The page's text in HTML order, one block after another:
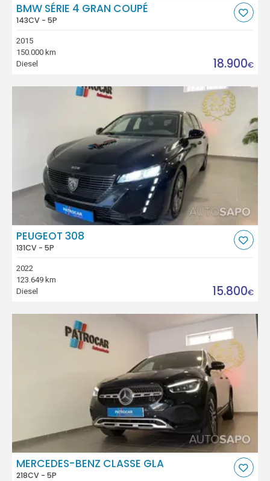
BMW SÉRIE 4 GRAN COUPÉ
143CV - 5P
2015
150.000 km
Diesel
18.900€
PEUGEOT 308
131CV - 5P
2022
123.649 km
Diesel
15.800€
MERCEDES-BENZ CLASSE GLA
218CV - 5P